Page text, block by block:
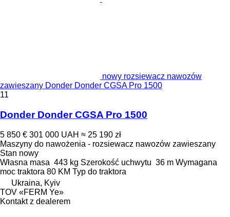
nowy rozsiewacz nawozów
zawieszany Donder Donder CGSA Pro 1500
11
Donder Donder CGSA Pro 1500
5 850 € 301 000 UAH ≈ 25 190 zł
Maszyny do nawożenia - rozsiewacz nawozów zawieszany
Stan nowy
Własna masa 443 kg Szerokość uchwytu 36 m Wymagana
moc traktora 80 KM Typ do traktora
Ukraina, Kyiv
TOV «FERM Ye»
Kontakt z dealerem